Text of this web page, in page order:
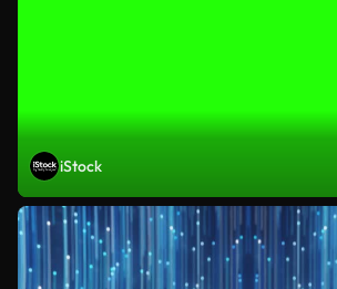
iStock